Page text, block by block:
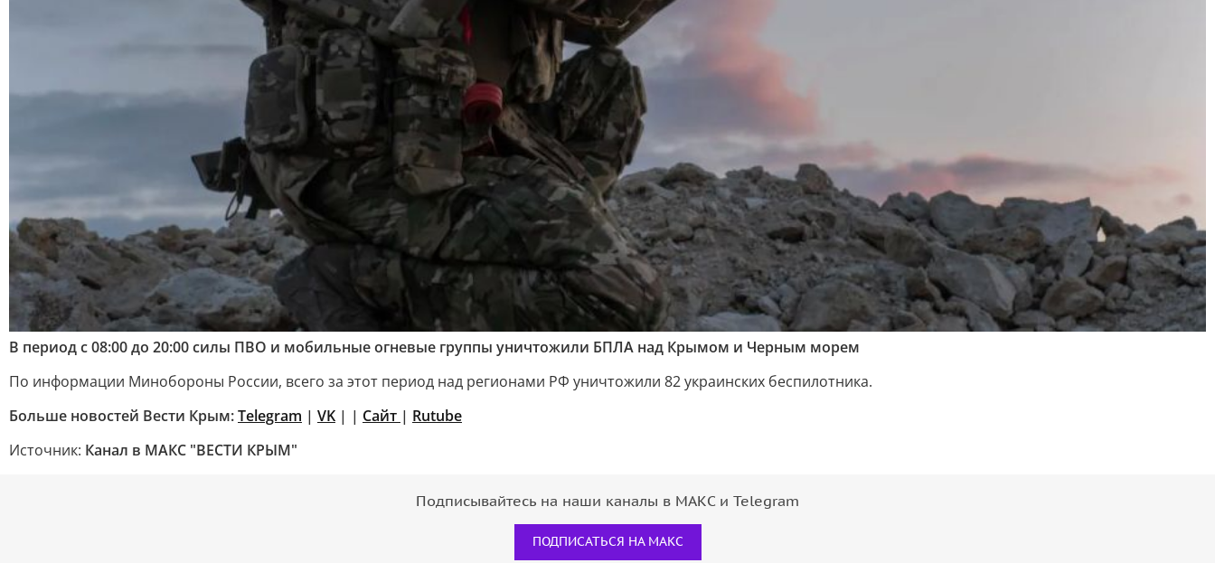
В период с 08:00 до 20:00 силы ПВО и мобильные огневые группы уничтожили БПЛА над Крымом и Черным морем
По информации Минобороны России, всего за этот период над регионами РФ уничтожили 82 украинских беспилотника.
Больше новостей Вести Крым:Telegram | VK | | Сайт | Rutube
Источник: Канал в МАКС "ВЕСТИ КРЫМ"
Подписывайтесь на наши каналы в МАКС и Telegram
ПОДПИСАТЬСЯ НА МАКС